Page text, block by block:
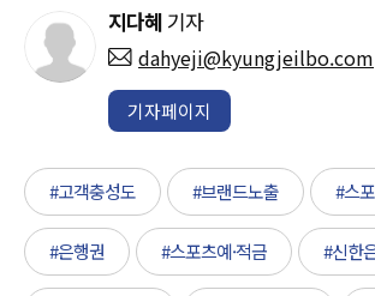
지다혜 기자
dahyeji@kyungjeilbo.com
기자페이지
#고객충성도 #브랜드노출 #스
#은행권 #스포츠예·적금 #신한